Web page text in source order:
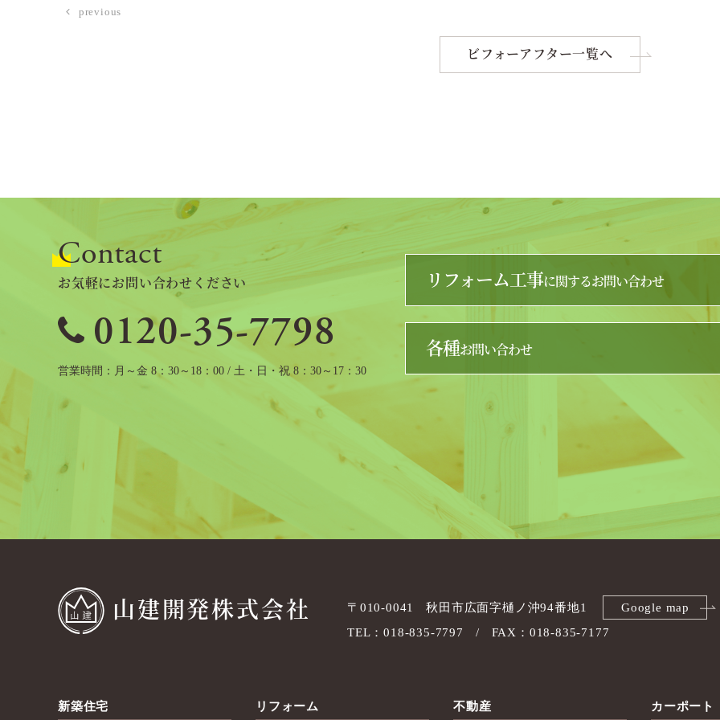
previous
ビフォーアフター一覧へ
Contact
お気軽にお問い合わせください
0120-35-7798
営業時間 月～金 8：30～18：00 / 土・日・祝 8：30～17：30
リフォーム工事に関するお問い合わせ
各種お問い合わせ
山建開発株式会社 〒010-0041 秋田市広面字樋ノ沖94番地1
Google map
TEL：018-835-7797
FAX：018-835-7177
新築住宅 リフォーム 不動産 カーポート